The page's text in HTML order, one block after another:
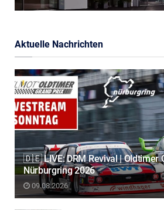
Aktuelle Nachrichten
🇩🇪 LIVE: DRM Revival | Oldtimer
Nürburgring 2026
09.08.2026